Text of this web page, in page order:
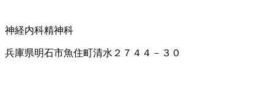
神経内科精神科
兵庫県明石市魚住町清水２７４４－３０